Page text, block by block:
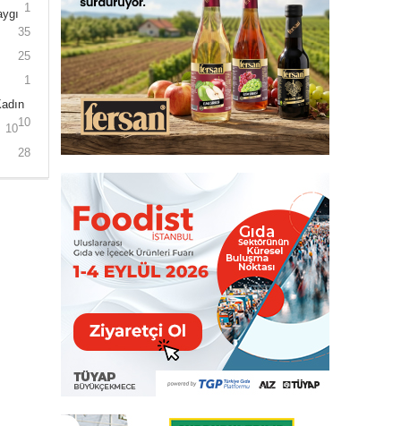
1
35
25
1
10
10
28